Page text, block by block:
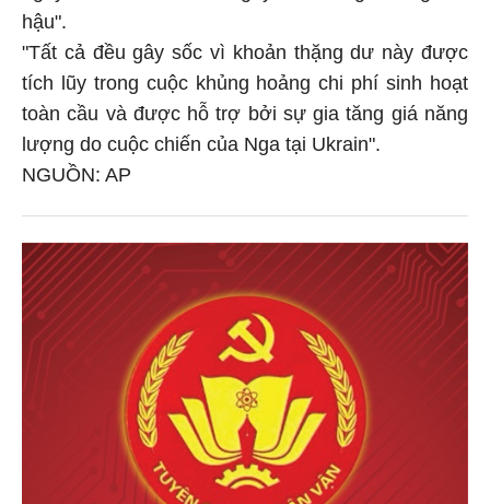
hậu".
"Tất cả đều gây sốc vì khoản thặng dư này được
tích lũy trong cuộc khủng hoảng chi phí sinh hoạt
toàn cầu và được hỗ trợ bởi sự gia tăng giá năng
lượng do cuộc chiến của Nga tại Ukrain".
NGUỒN: AP